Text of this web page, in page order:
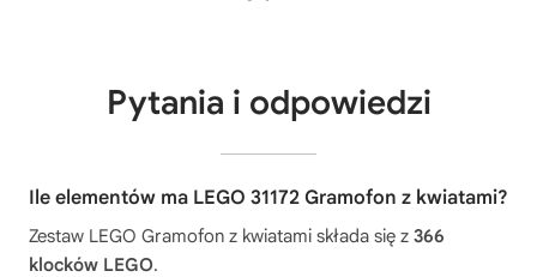
Pytania i odpowiedzi
Ile elementów ma LEGO 31172 Gramofon z kwiatami?
Zestaw LEGO Gramofon z kwiatami składa się z 366
klocków LEGO.